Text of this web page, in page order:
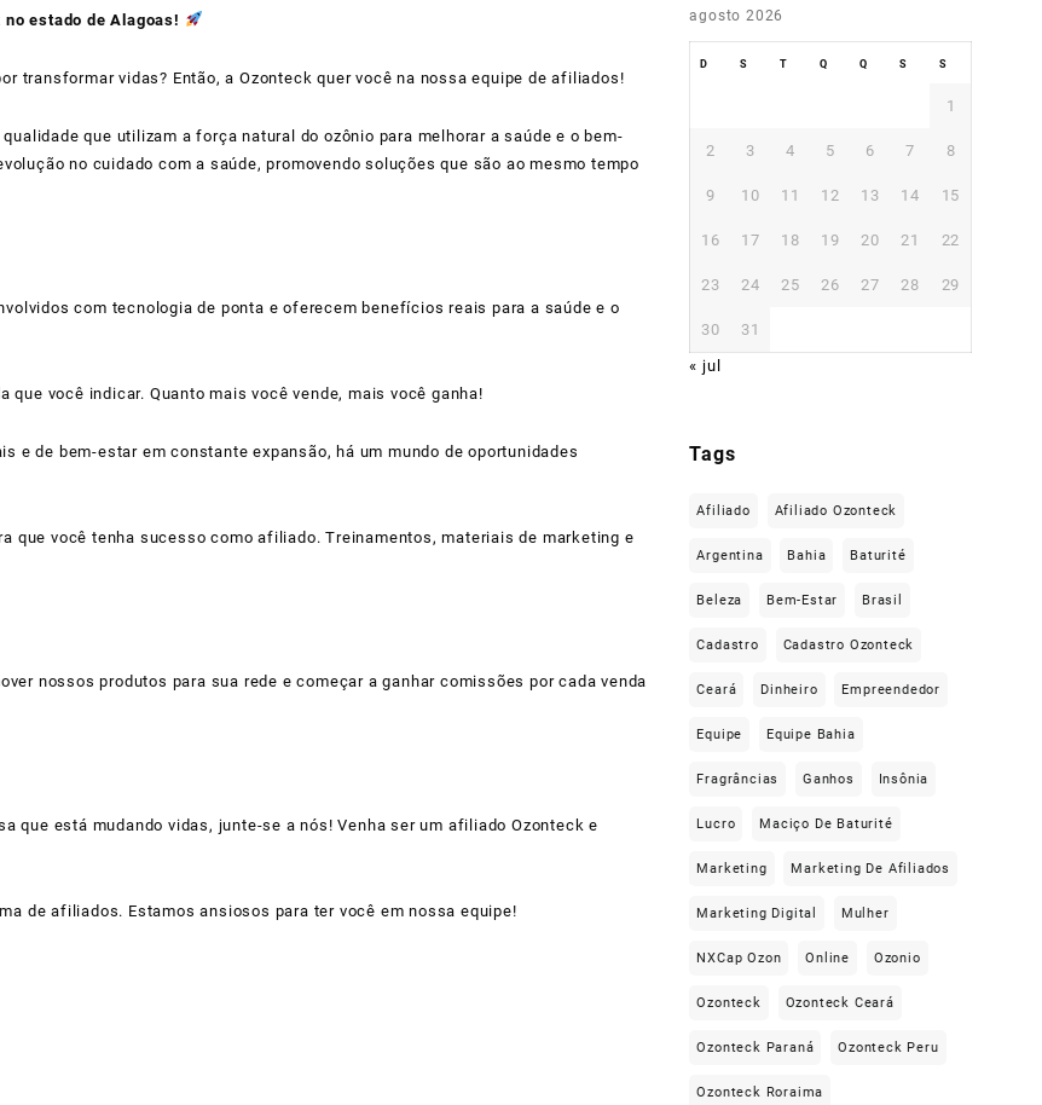
estado de Alagoas!
transformar vidas? Então, a Ozonteck quer você na nossa equipe de afiliados!
que utilizam a força natural do ozônio para melhorar a saúde e o bem-
no cuidado com a saúde, promovendo soluções que são ao mesmo tempo
com tecnologia de ponta e oferecem benefícios reais para a saúde e o
que você indicar. Quanto mais você vende, mais você ganha!
e de bem-estar em constante expansão, há um mundo de oportunidades
que você tenha sucesso como afiliado. Treinamentos, materiais de marketing e
nossos produtos para sua rede e começar a ganhar comissões por cada venda
que está mudando vidas, junte-se a nós! Venha ser um afiliado Ozonteck e
de afiliados. Estamos ansiosos para ter você em nossa equipe!
agosto 2026
D S T Q Q S S
1
2 3 4 5 6 7 8
9 10 11 12 13 14 15
16 17 18 19 20 21 22
23 24 25 26 27 28 29
30
31
« jul
Tags
Afiliado Afiliado Ozonteck
Argentina Bahia Baturité
Beleza Bem-Estar Brasil
Cadastro Cadastro Ozonteck
Ceará Dinheiro Empreendedor
Equipe Equipe Bahia
Fragrâncias Ganhos Insônia
Lucro Maciço De Baturité
Marketing Marketing De Afiliados
Marketing Digital Mulher
NXCap Ozon Online Ozonio
Ozonteck Ozonteck Ceará
Ozonteck Paraná Ozonteck Peru
Ozonteck Roraima